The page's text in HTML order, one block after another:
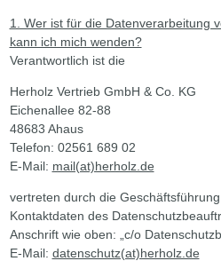
1. Wer ist für die Datenverarbeitung
kann ich mich wenden?
Verantwortlich ist die
Herholz Vertrieb GmbH & Co. KG
Eichenallee 82-88
48683 Ahaus
Telefon: 02561 689 02
E-Mail: mail(at)herholz.de
vertreten durch die
Kontaktdaten des
Anschrift wie oben: „c/o
E-Mail: datenschutz(at)herholz.de